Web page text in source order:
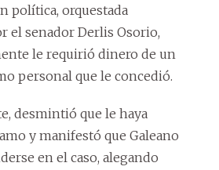
política, orquestada
el senador Derlis Osorio,
le requirió dinero de un
personal que le concedió.
desmintió que le haya
y manifestó que Galeano
en el caso, alegando